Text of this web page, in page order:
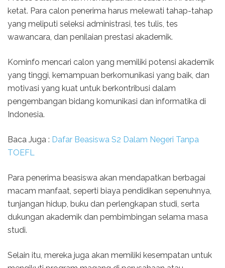
ketat. Para calon penerima harus melewati tahap-tahap
yang meliputi seleksi administrasi, tes tulis, tes
wawancara, dan penilaian prestasi akademik.
Kominfo mencari calon yang memiliki potensi akademik
yang tinggi, kemampuan berkomunikasi yang baik, dan
motivasi yang kuat untuk berkontribusi dalam
pengembangan bidang komunikasi dan informatika di
Indonesia.
Baca Juga : Dafar Beasiswa S2 Dalam Negeri Tanpa
TOEFL
Para penerima beasiswa akan mendapatkan berbagai
macam manfaat, seperti biaya pendidikan sepenuhnya,
tunjangan hidup, buku dan perlengkapan studi, serta
dukungan akademik dan pembimbingan selama masa
studi.
Selain itu, mereka juga akan memiliki kesempatan untuk